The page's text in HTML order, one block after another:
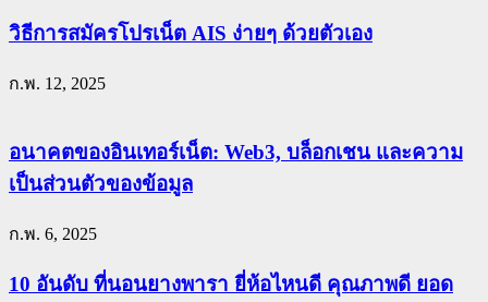
วิธีการสมัครโปรเน็ต AIS ง่ายๆ ด้วยตัวเอง
ก.พ. 12, 2025
อนาคตของอินเทอร์เน็ต: Web3, บล็อกเชน และความ
เป็นส่วนตัวของข้อมูล
ก.พ. 6, 2025
10 อันดับ ที่นอนยางพารา ยี่ห้อไหนดี คุณภาพดี ยอด